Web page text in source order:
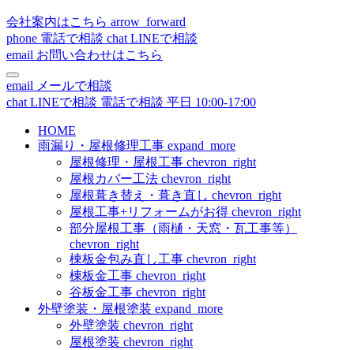
会社案内はこちら arrow_forward
phone 電話で相談 chat LINEで相談
email お問い合わせはこちら
email メールで相談
chat LINEで相談 電話で相談 平日 10:00-17:00
HOME
雨漏り・屋根修理工事 expand_more
屋根修理・屋根工事 chevron_right
屋根カバー工法 chevron_right
屋根葺き替え・葺き直し chevron_right
屋根工事+リフォームがお得 chevron_right
部分屋根工事（雨樋・天窓・瓦工事等）
chevron_right
棟板金包み直し工事 chevron_right
棟板金工事 chevron_right
谷板金工事 chevron_right
外壁塗装・屋根塗装 expand_more
外壁塗装 chevron_right
屋根塗装 chevron_right